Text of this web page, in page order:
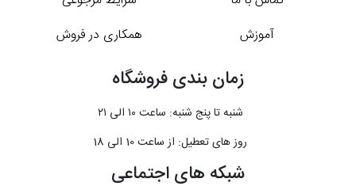
آموزش
همکاری در فروش
زمان بندی فروشگاه
شنبه تا پنج شنبه: ساعت ۱۰ الی ۲۱
روز های تعطیل: از ساعت 10 الی 18
شبکه های اجتماعی